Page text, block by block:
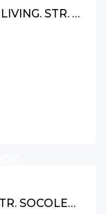
APARTAMENT CU 1 CAMERĂ ȘI LIVING. STR. CEUCARI, POȘTA VECHE
APARTAMENT CU 2 CAMERE, STR. SOCOLENI, POȘTA VECHE